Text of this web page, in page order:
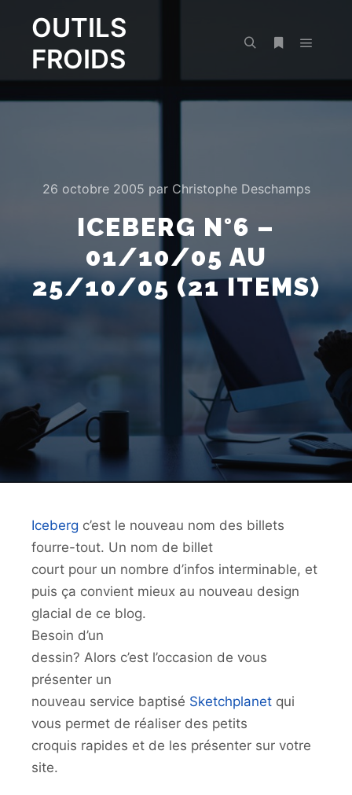
OUTILS
FROIDS
26 octobre 2005 par Christophe Deschamps
ICEBERG N°6 –
01/10/05 AU
25/10/05 (21 ITEMS)
Iceberg c’est le nouveau nom des billets
fourre-tout. Un nom de billet
court pour un nombre d’infos interminable, et
puis ça convient mieux au nouveau design
glacial de ce blog.
Besoin d’un
dessin? Alors c’est l’occasion de vous
présenter un
nouveau service baptisé Sketchplanet qui
vous permet de réaliser des petits
croquis rapides et de les présenter sur votre
site.